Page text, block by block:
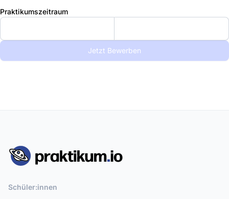
Praktikumszeitraum
Jetzt Bewerben
Schüler:innen